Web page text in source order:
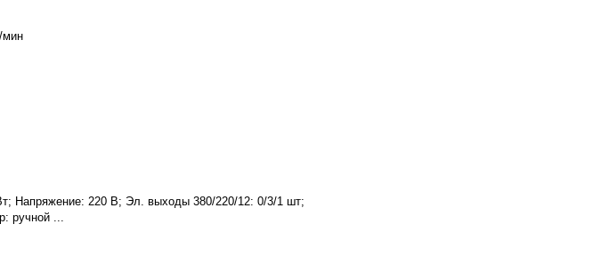
мин
Напряжение: 220 В; Эл. выходы 380/220/12: 0/3/1 шт;
ручной ...